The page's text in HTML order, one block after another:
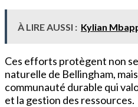
À LIRE AUSSI : Kylian
Ces efforts protègent non
naturelle de Bellingham,
communauté durable qui
et la gestion des ressources.